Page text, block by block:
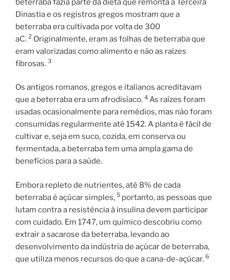
beterraba fazia parte da dieta que remonta à Terceira
Dinastia e os registros gregos mostram que a
beterraba era cultivada por volta de 300
aC. 2 Originalmente, eram as folhas de beterraba que
eram valorizadas como alimento e não as raízes
fibrosas. 3
Os antigos romanos, gregos e italianos acreditavam
que a beterraba era um afrodisíaco. 4 As raízes foram
usadas ocasionalmente para remédios, mas não foram
consumidas regularmente até 1542. A planta é fácil de
cultivar e, seja em suco, cozida, em conserva ou
fermentada, a beterraba tem uma ampla gama de
benefícios para a saúde.
Embora repleto de nutrientes, até 8% de cada
beterraba é açúcar simples, 5 portanto, as pessoas que
lutam contra a resistência à insulina devem participar
com cuidado. Em 1747, um químico descobriu como
extrair a sacarose da beterraba, levando ao
desenvolvimento da indústria de açúcar de beterraba,
que utiliza menos recursos do que a cana-de-açúcar. 6